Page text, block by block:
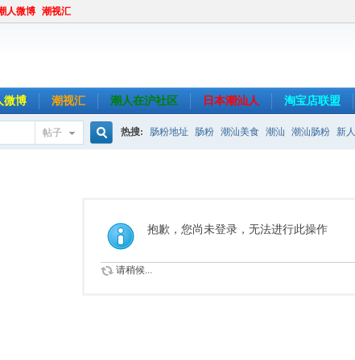
人微博 潮视汇
微博 潮视汇 潮人在沪社区 日本潮汕人 淘宝店联盟
帖子 热搜: 肠粉地址 肠粉 潮汕美食 潮汕 潮汕肠粉 新人
抱歉，您尚未登录，无法进行此操作
请稍候...